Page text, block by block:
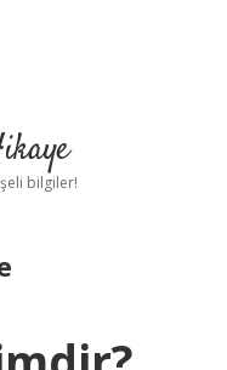
bilgiler!